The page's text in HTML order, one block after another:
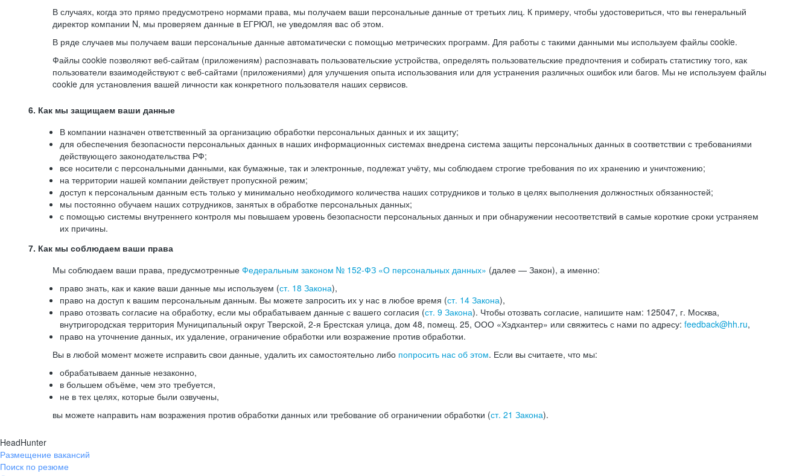
В случаях, когда это прямо предусмотрено нормами права, мы получаем ваши персональные данные от третьих лиц. К примеру, чтобы удостовериться, что вы генеральный
директор компании N, мы проверяем данные в ЕГРЮЛ, не уведомляя вас об этом.
В ряде случаев мы получаем ваши персональные данные автоматически с помощью метрических программ. Для работы с такими данными мы используем файлы cookie.
Файлы cookie позволяют веб-сайтам (приложениям) распознавать пользовательские устройства, определять пользовательские предпочтения и собирать статистику того, как
пользователи взаимодействуют с веб-сайтами (приложениями) для улучшения опыта использования или для устранения различных ошибок или багов. Мы не используем файлы
cookie для установления вашей личности как конкретного пользователя наших сервисов.
6. Как мы защищаем ваши данные
В компании назначен ответственный за организацию обработки персональных данных и их защиту;
для обеспечения безопасности персональных данных в наших информационных системах внедрена система защиты персональных данных в соответствии с требованиями
действующего законодательства РФ;
все носители с персональными данными, как бумажные, так и электронные, подлежат учёту, мы соблюдаем строгие требования по их хранению и уничтожению;
на территории нашей компании действует пропускной режим;
доступ к персональным данным есть только у минимально необходимого количества наших сотрудников и только в целях выполнения должностных обязанностей;
мы постоянно обучаем наших сотрудников, занятых в обработке персональных данных;
с помощью системы внутреннего контроля мы повышаем уровень безопасности персональных данных и при обнаружении несоответствий в самые короткие сроки устраняем
их причины.
7. Как мы соблюдаем ваши права
Мы соблюдаем ваши права, предусмотренные Федеральным законом № 152-ФЗ «О персональных данных» (далее — Закон), а именно:
право знать, как и какие ваши данные мы используем (ст. 18 Закона),
право на доступ к вашим персональным данным. Вы можете запросить их у нас в любое время (ст. 14 Закона),
право отозвать согласие на обработку, если мы обрабатываем данные с вашего согласия (ст. 9 Закона). Чтобы отозвать согласие, напишите нам: 125047, г. Москва,
внутригородская территория Муниципальный округ Тверской, 2-я Брестская улица, дом 48, помещ. 25, ООО «Хэдхантер» или свяжитесь с нами по адресу: feedback@hh.ru,
право на уточнение данных, их удаление, ограничение обработки или возражение против обработки.
Вы в любой момент можете исправить свои данные, удалить их самостоятельно либо попросить нас об этом. Если вы считаете, что мы:
обрабатываем данные незаконно,
в большем объёме, чем это требуется,
не в тех целях, которые были озвучены,
вы можете направить нам возражения против обработки данных или требование об ограничении обработки (ст. 21 Закона).
HeadHunter
Размещение вакансий
Поиск по резюме